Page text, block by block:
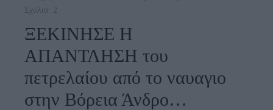
Σχόλια: 2
ΞΕΚΙΝΗΣΕ Η
ΑΠΑΝΤΛΗΣΗ του
πετρελαίου από το ναυαγιο
στην Βόρεια Άνδρο…